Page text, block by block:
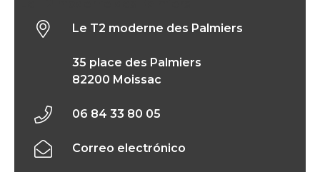
Le T2 moderne des Palmiers
35 place des Palmiers
82200 Moissac
06 84 33 80 05
Correo electrónico